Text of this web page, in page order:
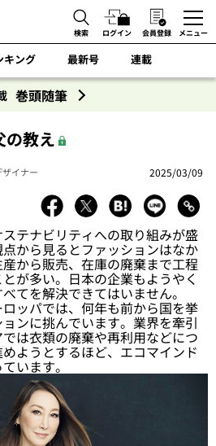
検索 ログイン 会員登録 メニュー
キング 最新号 連載
巻頭随筆
の教え
イナー 2025/03/09
テナビリティへの取り組みが盛
から見るとファッションはなか
から販売、在庫の廃棄まで工程
が多い。日本の企業もようやく
てを解決できてはいません。
ッパでは、何年も前から国を挙
ンに挑んでいます。業界を牽引
は衣類の廃棄や再利用などにつ
ようとするほど、エコマインド
います。